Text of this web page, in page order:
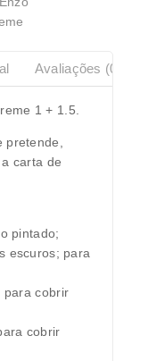
Avaliações (0)
1 + 1.5.
carta de
pintado;
escuros; para
para cobrir
cobrir